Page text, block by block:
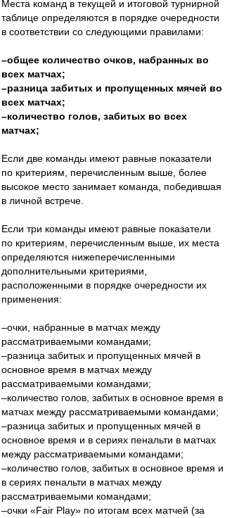
Места команд в текущей и итоговой турнирной
таблице определяются в порядке очередности
в соответствии со следующими правилами:
–общее количество очков, набранных во
всех матчах;
–разница забитых и пропущенных мячей во
всех матчах;
–количество голов, забитых во всех
матчах;
Если две команды имеют равные показатели
по критериям, перечисленным выше, более
высокое место занимает команда, победившая
в личной встрече.
Если три команды имеют равные показатели
по критериям, перечисленным выше, их места
определяются нижеперечисленными
дополнительными критериями,
расположенными в порядке очередности их
применения:
–очки, набранные в матчах между
рассматриваемыми командами;
–разница забитых и пропущенных мячей в
основное время в матчах между
рассматриваемыми командами;
–количество голов, забитых в основное время в
матчах между рассматриваемыми командами;
–разница забитых и пропущенных мячей в
основное время и в сериях пенальти в матчах
между рассматриваемыми командами;
–количество голов, забитых в основное время и
в сериях пенальти в матчах между
рассматриваемыми командами;
–очки «Fair Play» по итогам всех матчей (за